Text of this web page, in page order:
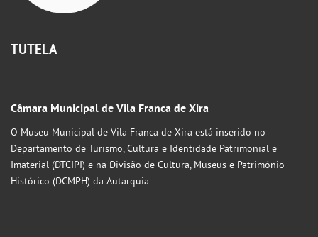
TUTELA
Câmara Municipal de Vila Franca de Xira
O Museu Municipal de Vila Franca de Xira está inserido no
Departamento de Turismo, Cultura e Identidade Patrimonial e
Imaterial (DTCIPI) e na Divisão de Cultura, Museus e Património
Histórico (DCMPH) da Autarquia.